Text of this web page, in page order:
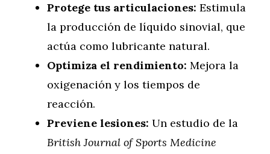
Protege tus articulaciones: Estimula
la producción de líquido sinovial, que
actúa como lubricante natural.
Optimiza el rendimiento: Mejora la
oxigenación y los tiempos de
reacción.
Previene lesiones: Un estudio de la
British Journal of Sports Medicine